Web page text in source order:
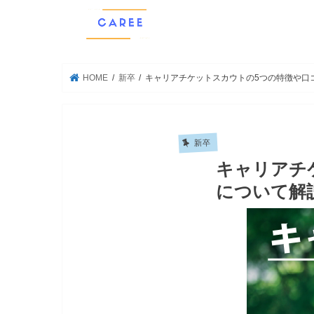
HOME 新卒 キャリアチケットスカウトの5つの特徴や
新卒
キャリアチ
について解